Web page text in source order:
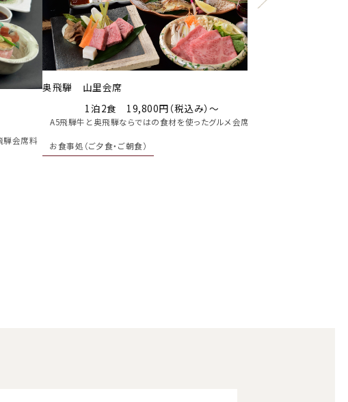
騨会席料
奥飛騨 山里会席
1泊2食 19,800円（税込み）～
A5飛騨牛と奥飛騨ならではの食材を使ったグルメ会席。
お食事処（ご夕食・ご朝食）